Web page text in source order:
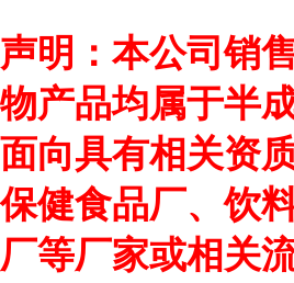
声明：本公司销
物产品均属于半
面向具有相关资
保健食品厂、饮
厂等厂家或相关